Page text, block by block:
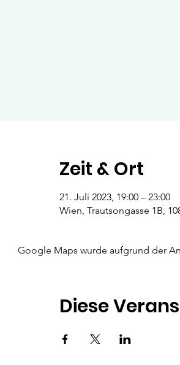
Zeit & Ort
21. Juli 2023, 19:00 – 23:00
Wien, Trautsongasse 1B,
Google Maps wurde aufgrund der
Diese